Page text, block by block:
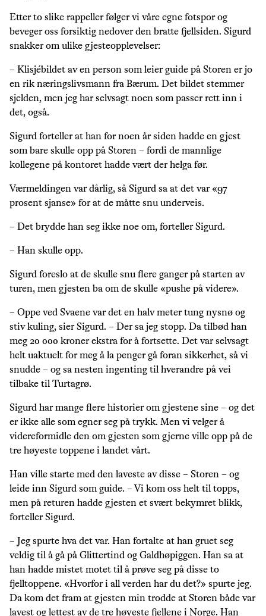
Etter to slike rappeller følger vi våre egne fotspor og
beveger oss forsiktig nedover den bratte fjellsiden. Sigurd
snakker om ulike gjesteopplevelser:
– Klisjébildet av en person som leier guide på Storen er jo
en rik næringslivsmann fra Bærum. Det bildet stemmer
sjelden, men jeg har selvsagt noen som passer rett inn i
det, også.
Sigurd forteller at han for noen år siden hadde en gjest
som bare skulle opp på Storen – fordi de mannlige
kollegene på kontoret hadde vært der helga før.
Værmeldingen var dårlig, så Sigurd sa at det var «97
prosent sjanse» for at de måtte snu underveis.
– Det brydde han seg ikke noe om, forteller Sigurd.
– Han skulle opp.
Sigurd foreslo at de skulle snu flere ganger på starten av
turen, men gjesten ba om de skulle «pushe på videre».
– Oppe ved Svaene var det en halv meter tung nysnø og
stiv kuling, sier Sigurd. – Der sa jeg stopp. Da tilbød han
meg 20 000 kroner ekstra for å fortsette. Det var selvsagt
helt uaktuelt for meg å la penger gå foran sikkerhet, så vi
snudde – og sa nesten ingenting til hverandre på vei
tilbake til Turtagrø.
Sigurd har mange flere historier om gjestene sine – og det
er ikke alle som egner seg på trykk. Men vi velger å
videreformidle den om gjesten som gjerne ville opp på de
tre høyeste toppene i landet vårt.
Han ville starte med den laveste av disse – Storen – og
leide inn Sigurd som guide. – Vi kom oss helt til topps,
men på returen hadde gjesten et svært bekymret blikk,
forteller Sigurd.
– Jeg spurte hva det var. Han fortalte at han gruet seg
veldig til å gå på Glittertind og Galdhøpiggen. Han sa at
han hadde mistet motet til å prøve seg på disse to
fjelltoppene. «Hvorfor i all verden har du det?» spurte jeg.
Da kom det fram at gjesten min trodde at Storen både var
lavest og lettest av de tre høyeste fjellene i Norge. Han